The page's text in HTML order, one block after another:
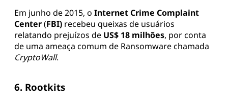
Em junho de 2015, o Internet Crime Complaint
Center(FBI) recebeu queixas de usuários
relatando prejuízos de US$ 18 milhões, por conta
de uma ameaça comum de Ransomware chamada
CryptoWall.
6. Rootkits